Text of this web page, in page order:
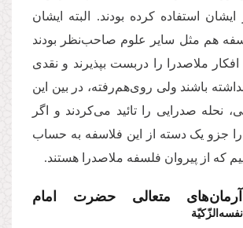
استفاده کرده بودند. البته ایشان
هم مثل سایر علوم صاحب‌نظر بودند
ملاصدرا را دربست بپذیرند و نقدی
باشند ولی روی‌هم‌رفته، در بین این
نحله صدرایی را تائید می‌کردند و اگر
را جزو یک دسته از این فلاسفه به حساب
که از پیروان فلسفه ملاصدرا هستند.
متعالی حضرت امام